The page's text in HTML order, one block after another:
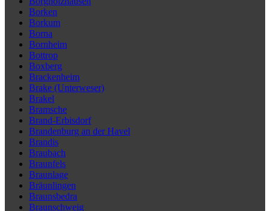
Borken
Borkum
Borna
Bornheim
Bottrop
Boxberg
Brackenheim
Brake (Unterweser)
Brakel
Bramsche
Brand-Erbisdorf
Brandenburg an der Havel
Brandis
Braubach
Braunfels
Braunlage
Bräunlingen
Braunsbedra
Braunschweig